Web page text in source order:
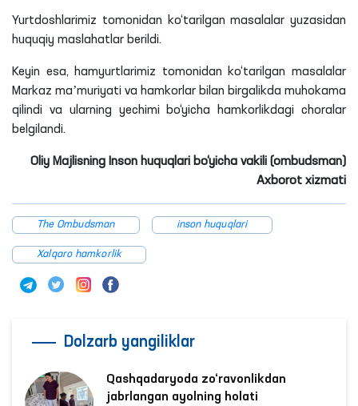
uchrashib, hamyurtlarimizning yashash, ovqatlanish, tibbiy
xizmatdan foydalanish va boshqa sharoitlari bilan tanishdi.
Shundan so‘ng, markazda vaqtincha saqlanayotgan
O‘zbekiston Respublikasi fuqarolari bilan muloqot qilindi va
ular muammolari o‘rganildi.
Yurtdoshlarimiz tomonidan ko‘tarilgan masalalar yuzasidan
Keyin esa, hamyurtlarimiz tomonidan ko‘tarilgan masalalar
Markaz maʼmuriyati va hamkorlar bilan birgalikda muhokama
qilindi va ularning yechimi bo‘yicha hamkorlikdagi choralar
belgilandi.